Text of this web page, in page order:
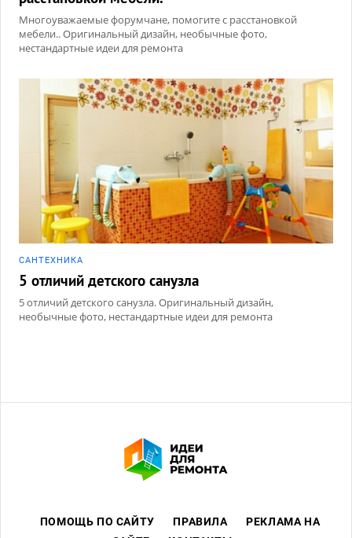
Многоуважаемые форумчане, помогите с расстановкой
мебели.. Оригинальный дизайн, необычные фото,
нестандартные идеи для ремонта
САНТЕХНИКА
5 отличий детского санузла
5 отличий детского санузла. Оригинальный дизайн,
необычные фото, нестандартные идеи для ремонта
ПОМОЩЬ ПО САЙТУ ПРАВИЛА
РЕКЛАМА НА